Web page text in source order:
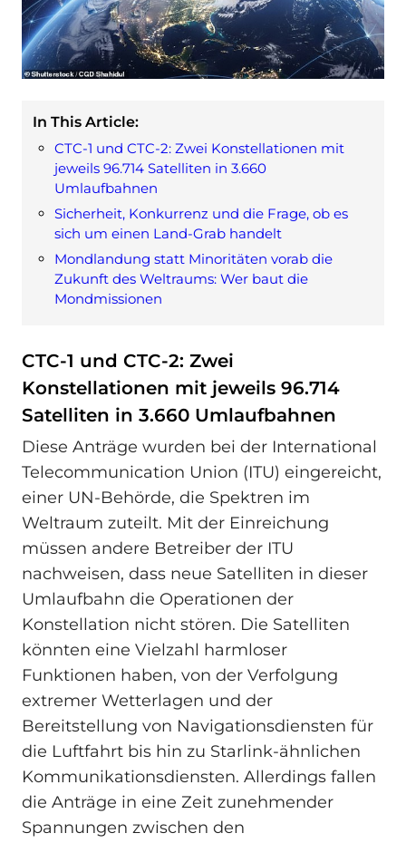
In This Article:
CTC-1 und CTC-2: Zwei Konstellationen mit
jeweils 96.714 Satelliten in 3.660
Umlaufbahnen
Sicherheit, Konkurrenz und die Frage, ob es
sich um einen Land-Grab handelt
Mondlandung statt Minoritäten vorab die
Zukunft des Weltraums: Wer baut die
Mondmissionen
CTC-1 und CTC-2: Zwei
Konstellationen mit jeweils 96.714
Satelliten in 3.660 Umlaufbahnen
Diese Anträge wurden bei der International
Telecommunication Union (ITU) eingereicht,
einer UN-Behörde, die Spektren im
Weltraum zuteilt. Mit der Einreichung
müssen andere Betreiber der ITU
nachweisen, dass neue Satelliten in dieser
Umlaufbahn die Operationen der
Konstellation nicht stören. Die Satelliten
könnten eine Vielzahl harmloser
Funktionen haben, von der Verfolgung
extremer Wetterlagen und der
Bereitstellung von Navigationsdiensten für
die Luftfahrt bis hin zu Starlink-ähnlichen
Kommunikationsdiensten. Allerdings fallen
die Anträge in eine Zeit zunehmender
Spannungen zwischen den